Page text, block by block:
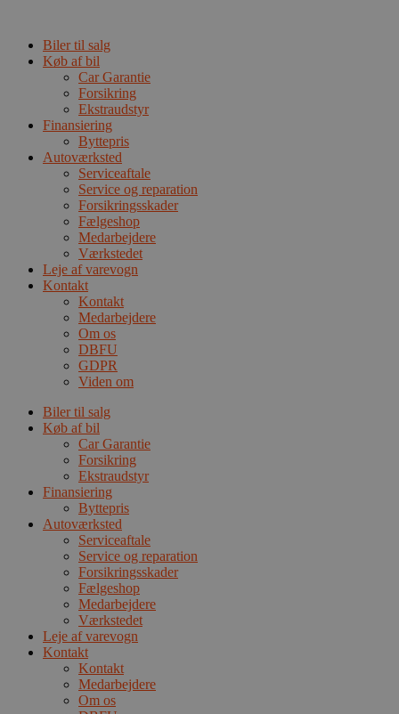
indholdBiler til salg
Køb af bil
Car Garantie
Forsikring
Ekstraudstyr
Finansiering
Byttepris
Autoværksted
Serviceaftale
Service og reparation
Forsikringsskader
Fælgeshop
Medarbejdere
Værkstedet
Leje af varevogn
Kontakt
Kontakt
Medarbejdere
Om os
DBFU
GDPR
Viden om
Biler til salg
Køb af bil
Car Garantie
Forsikring
Ekstraudstyr
Finansiering
Byttepris
Autoværksted
Serviceaftale
Service og reparation
Forsikringsskader
Fælgeshop
Medarbejdere
Værkstedet
Leje af varevogn
Kontakt
Kontakt
Medarbejdere
Om os